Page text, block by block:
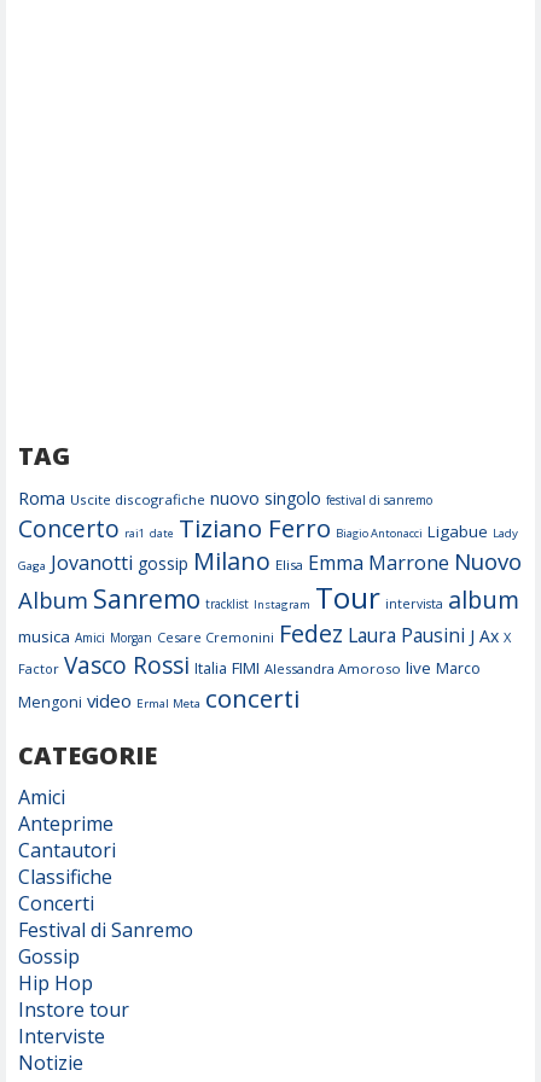
TAG
Roma Uscite discografiche nuovo singolo festival di sanremo
Concerto rai1 date Tiziano Ferro Biagio Antonacci Ligabue Lady
Gaga Jovanotti gossip Milano Elisa Emma Marrone Nuovo
Album Sanremo tracklist Instagram Tour intervista album
musica Amici Morgan Cesare Cremonini Fedez Laura Pausini J Ax X
Factor Vasco Rossi Italia FIMI Alessandra Amoroso live Marco
Mengoni video Ermal Meta concerti
CATEGORIE
Amici
Anteprime
Cantautori
Classifiche
Concerti
Festival di Sanremo
Gossip
Hip Hop
Instore tour
Interviste
Notizie